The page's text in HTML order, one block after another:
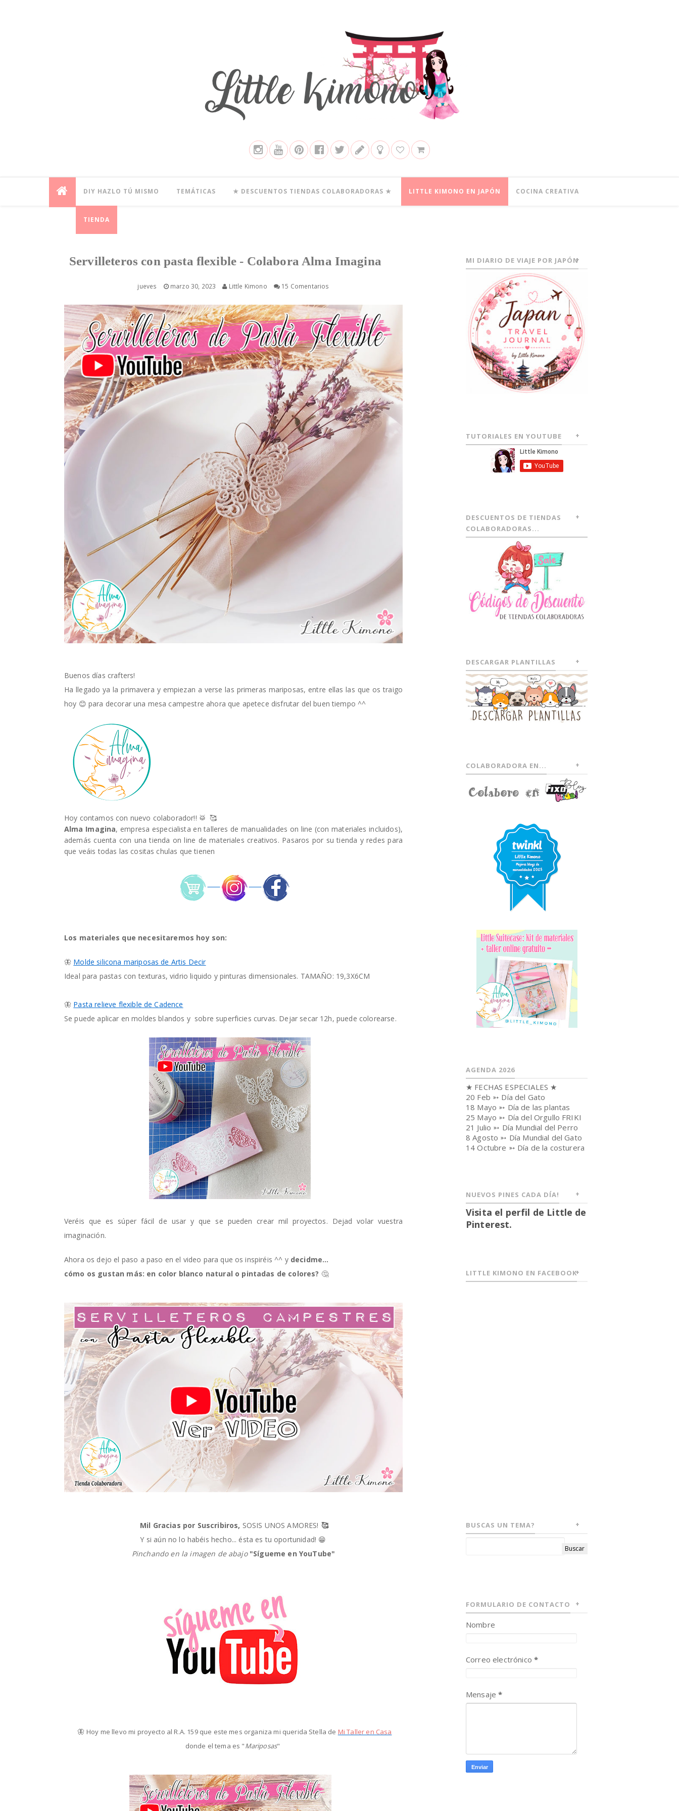
DIY HAZLO TÚ MISMO TEMÁTICAS ★ DESCUENTOS TIENDAS COLABORADORAS ★ LITTLE KIMONO EN JAPÓN COCINA CREATIVA
TIENDA
Servilleteros con pasta flexible - Colabora Alma Imagina
jueves marzo 30, 2023 Little Kimono 15 Comentarios
Buenos días crafters!
Ha llegado ya la primavera y empiezan a verse las primeras mariposas, entre ellas las que os traigo
hoy 😊 para decorar una mesa campestre ahora que apetece disfrutar del buen tiempo ^^
Hoy contamos con nuevo colaborador!! 🥁 🥰
Alma Imagina, empresa especialista en talleres de manualidades on line (con materiales incluidos),
además cuenta con una tienda on line de materiales creativos. Pasaros por su tienda y redes para
que veáis todas las cositas chulas que tienen
Los materiales que necesitaremos hoy son:
🦋 Molde silicona mariposas de Artis Decir
Ideal para pastas con texturas, vidrio liquido y pinturas dimensionales. TAMAÑO: 19,3X6CM
🦋 Pasta relieve flexible de Cadence
Se puede aplicar en moldes blandos y sobre superficies curvas. Dejar secar 12h, puede colorearse.
Veréis que es súper fácil de usar y que se pueden crear mil proyectos. Dejad volar vuestra
imaginación.
Ahora os dejo el paso a paso en el video para que os inspiréis ^^ y decidme...
cómo os gustan más: en color blanco natural o pintadas de colores? 🤔
Mil Gracias por Suscribiros, SOSIS UNOS AMORES! 🥰
Y si aún no lo habéis hecho... ésta es tu oportunidad! 😁
Pinchando en la imagen de abajo "Sígueme en YouTube"
🦋 Hoy me llevo mi proyecto al R.A. 159 que este mes organiza mi querida Stella de Mi Taller en Casa
donde el tema es "Mariposas"
MI DIARIO DE VIAJE POR JAPÓN
TUTORIALES EN YOUTUBE
DESCUENTOS DE TIENDAS
COLABORADORAS...
DESCARGAR PLANTILLAS
COLABORADORA EN...
AGENDA 2026
★ FECHAS ESPECIALES ★
20 Feb ➳ Día del Gato
18 Mayo ➳ Día de las plantas
25 Mayo ➳ Día del Orgullo FRIKI
21 Julio ➳ Día Mundial del Perro
8 Agosto ➳ Día Mundial del Gato
14 Octubre ➳ Día de la costurera
NUEVOS PINES CADA DÍA!
Visita el perfil de Little de
Pinterest.
LITTLE KIMONO EN FACEBOOK
BUSCAS UN TEMA?
FORMULARIO DE CONTACTO
Nombre
Correo electrónico*
Mensaje*